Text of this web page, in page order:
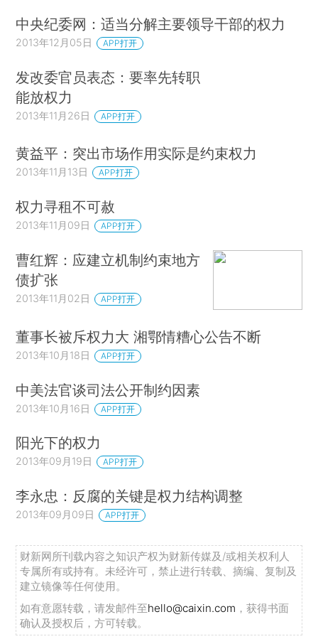
中央纪委网：适当分解主要领导干部的权力
2013年12月05日 APP打开
发改委官员表态：要率先转职
能放权力
2013年11月26日 APP打开
黄益平：突出市场作用实际是约束权力
2013年11月13日 APP打开
权力寻租不可赦
2013年11月09日 APP打开
曹红辉：应建立机制约束地方
债扩张
2013年11月02日 APP打开
董事长被斥权力大 湘鄂情糟心公告不断
2013年10月18日 APP打开
中美法官谈司法公开制约因素
2013年10月16日 APP打开
阳光下的权力
2013年09月19日 APP打开
李永忠：反腐的关键是权力结构调整
2013年09月09日 APP打开
财新网所刊载内容之知识产权为财新传媒及/或相关权利人
专属所有或持有。未经许可，禁止进行转载、摘编、复制及
建立镜像等任何使用。
如有意愿转载，请发邮件至hello@caixin.com ，获得书面
确认及授权后，方可转载。